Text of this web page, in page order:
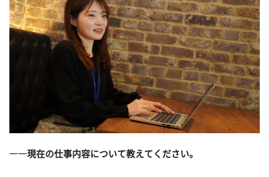
――現在の仕事内容について教えてください。